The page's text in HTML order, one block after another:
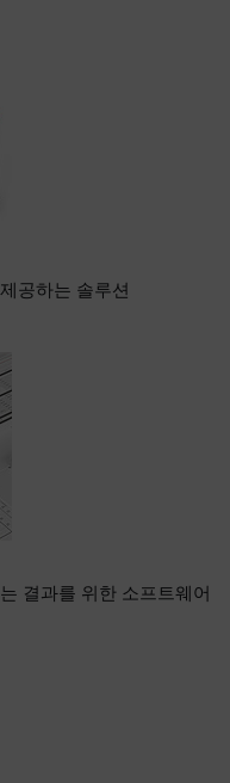
공하는 솔루션
결과를 위한 소프트웨어